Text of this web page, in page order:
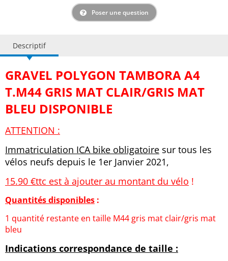
Poser une question
Descriptif
GRAVEL POLYGON TAMBORA A4
T.M44 GRIS MAT CLAIR/GRIS MAT
BLEU DISPONIBLE
ATTENTION :
Immatriculation ICA bike obligatoire sur tous les
vélos neufs depuis le 1er Janvier 2021,
15.90 €ttc est à ajouter au montant du vélo !
Quantités disponibles :
1 quantité restante en taille M44 gris mat clair/gris mat
bleu
Indications correspondance de taille :